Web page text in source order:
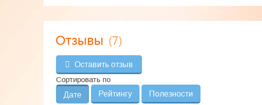
Отзывы (7)
Оставить отзыв
Сортировать по
Дате
Рейтингу
Полезности